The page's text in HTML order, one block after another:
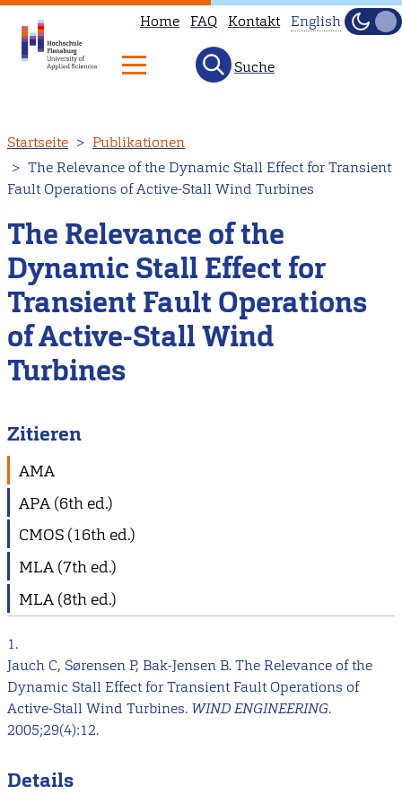
zum
Inhalt
Home FAQ Kontakt
available
to
our
English
Hell
Suche
Startseite
Publikationen
The Relevance of the Dynamic Stall Effect for Transient
Fault Operations of Active-Stall Wind Turbines
The Relevance of the
Dynamic Stall Effect for
Transient Fault Operations
of Active-Stall Wind
Turbines
Zitieren
AMA
APA (6th ed.)
CMOS (16th ed.)
MLA (7th ed.)
MLA (8th ed.)
1.
Jauch C, Sørensen P, Bak-Jensen B. The Relevance of the
Dynamic Stall Effect for Transient Fault Operations of
Active-Stall Wind Turbines. WIND ENGINEERING.
2005;29(4):12.
Details